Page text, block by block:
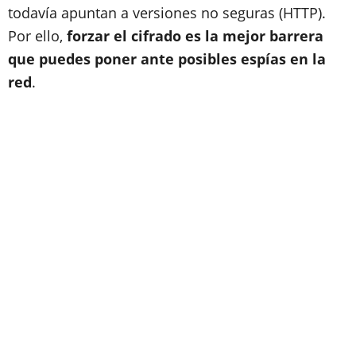
todavía apuntan a versiones no seguras (HTTP).
Por ello, forzar el cifrado es la mejor barrera
que puedes poner ante posibles espías en la
red.